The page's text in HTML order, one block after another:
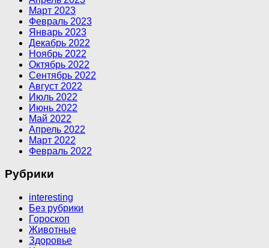
Март 2023
Февраль 2023
Январь 2023
Декабрь 2022
Ноябрь 2022
Октябрь 2022
Сентябрь 2022
Август 2022
Июль 2022
Июнь 2022
Май 2022
Апрель 2022
Март 2022
Февраль 2022
Рубрики
interesting
Без рубрики
Гороскоп
Животные
Здоровье